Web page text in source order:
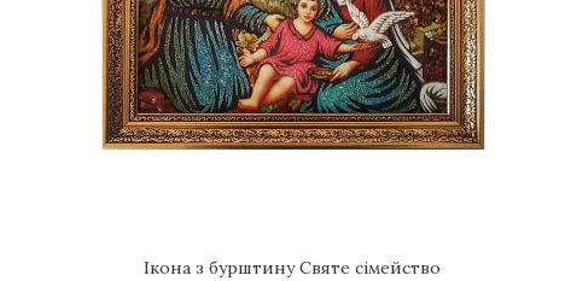
Ікона з бурштину Святе сімейство